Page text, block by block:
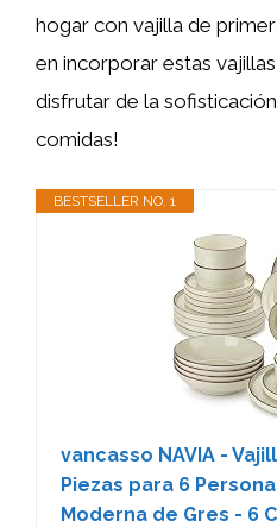
hogar con vajilla de
en incorporar estas
disfrutar de la
comidas!
BESTSELLER NO. 1
vancasso NAVIA -
Piezas para 6
Moderna de Gres - 6